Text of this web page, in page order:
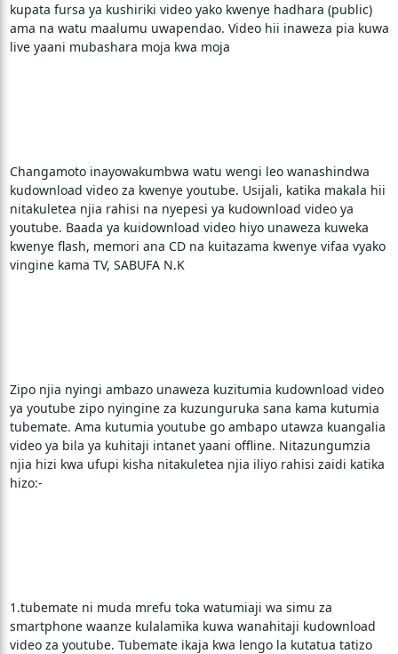
kupata fursa ya kushiriki video yako kwenye hadhara (public)
ama na watu maalumu uwapendao. Video hii inaweza pia kuwa
live yaani mubashara moja kwa moja
Changamoto inayowakumbwa watu wengi leo wanashindwa
kudownload video za kwenye youtube. Usijali, katika makala hii
nitakuletea njia rahisi na nyepesi ya kudownload video ya
youtube. Baada ya kuidownload video hiyo unaweza kuweka
kwenye flash, memori ana CD na kuitazama kwenye vifaa vyako
vingine kama TV, SABUFA N.K
Zipo njia nyingi ambazo unaweza kuzitumia kudownload video
ya youtube zipo nyingine za kuzunguruka sana kama kutumia
tubemate. Ama kutumia youtube go ambapo utawza kuangalia
video ya bila ya kuhitaji intanet yaani offline. Nitazungumzia
njia hizi kwa ufupi kisha nitakuletea njia iliyo rahisi zaidi katika
hizo:-
1.tubemate ni muda mrefu toka watumiaji wa simu za
smartphone waanze kulalamika kuwa wanahitaji kudownload
video za youtube. Tubemate ikaja kwa lengo la kutatua tatizo